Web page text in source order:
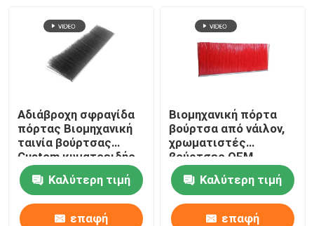
Τεχνική βούρτσα
Χτένισμα Web Spreader
Προσαρμοσμένες βιομηχανικές βούρτσες
Αδιάβροχη σφραγίδα
πόρτας Βιομηχανική
ταινία βούρτσας
Custom κυματοειδής
νάιλον
Καλύτερη τιμή
επαφή
Βιομηχανική πόρτα
βούρτσα από νάιλον,
χρωματιστές
βούρτσες OEM
Καλύτερη τιμή
επαφή